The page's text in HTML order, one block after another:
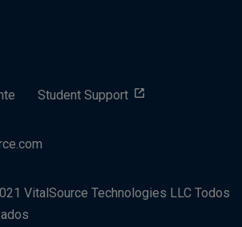
Student Support
VitalSource Technologies LLC Todos